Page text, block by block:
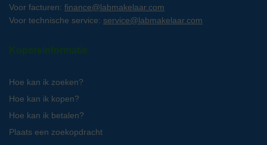
Voor facturen: finance@labmakelaar.com
Voor technische service: service@labmakelaar.com
Kopersinformatie
Hoe kan ik zoeken?
Hoe kan ik kopen?
Hoe kan ik betalen?
Plaats een zoekopdracht